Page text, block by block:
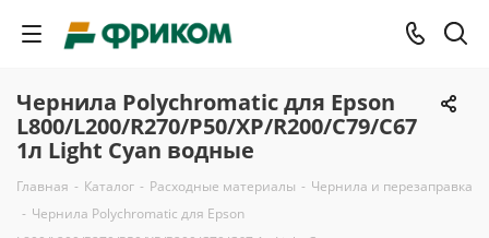
Чернила Polychromatic для Epson
L800/L200/R270/P50/XP/R200/C79/C67
1л Light Cyan водные
Главная - Каталог - Расходные материалы - Чернила и перезаправка
- Чернила Polychromatic для Epson